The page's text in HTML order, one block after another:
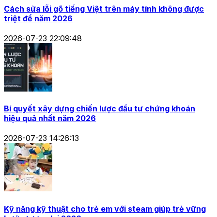
Cách sửa lỗi gõ tiếng Việt trên máy tính không được
triệt để năm 2026
2026-07-23 22:09:48
Bí quyết xây dựng chiến lược đầu tư chứng khoán
hiệu quả nhất năm 2026
2026-07-23 14:26:13
Kỹ năng kỹ thuật cho trẻ em với steam giúp trẻ vững